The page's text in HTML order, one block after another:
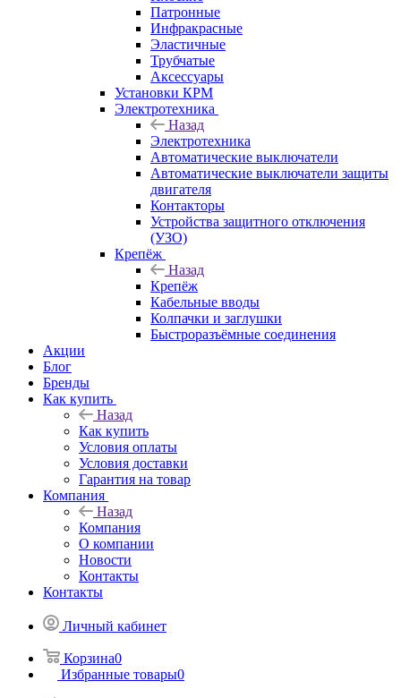
Патронные
Инфракрасные
Эластичные
Трубчатые
Аксессуары
Установки КРМ
Электротехника
Назад
Электротехника
Автоматические выключатели
Автоматические выключатели защиты
двигателя
Контакторы
Устройства защитного отключения
(УЗО)
Крепёж
Назад
Крепёж
Кабельные вводы
Колпачки и заглушки
Быстроразъёмные соединения
Акции
Блог
Бренды
Как купить
Назад
Как купить
Условия оплаты
Условия доставки
Гарантия на товар
Компания
Назад
Компания
О компании
Новости
Контакты
Контакты
Личный кабинет
Корзина0
Избранные товары0